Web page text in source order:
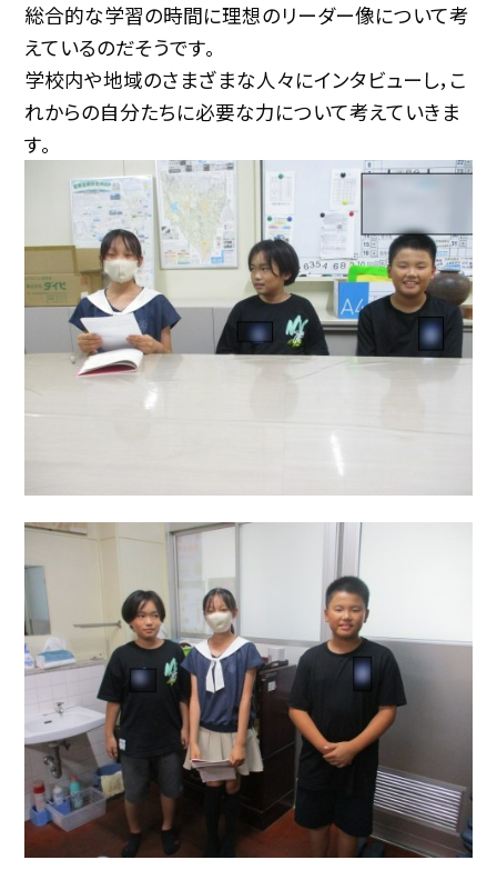
総合的な学習の時間に理想のリーダー像について考
えているのだそうです。
学校内や地域のさまざまな人々にインタビューし，こ
れからの自分たちに必要な力について考えていきま
す。